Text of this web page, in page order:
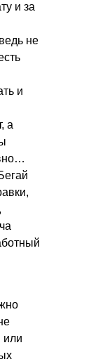
и за
не
и
а
или